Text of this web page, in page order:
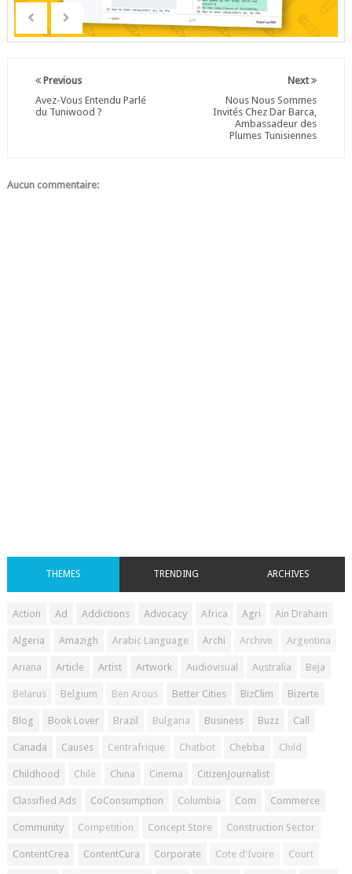
Next
Nous Nous Sommes
Invités Chez Dar Barca,
Ambassadeur des
Plumes Tunisiennes
Previous
Avez-Vous Entendu Parlé
du Tuniwood ?
Aucun commentaire:
THEMES TRENDING ARCHIVES
Action Ad Addictions Advocacy Africa Agri Ain Draham
Algeria Amazigh Arabic Language Archi Archive Argentina
Ariana Article Artist Artwork Audiovisual Australia Beja
Belarus Belgium Ben Arous Better Cities BizClim Bizerte
Blog Book Lover Brazil Bulgaria Business Buzz Call
Canada Causes Centrafrique Chatbot Chebba Child
Childhood Chile China Cinema CitizenJournalist
Classified Ads CoConsumption Columbia Com Commerce
Community Competition Concept Store Construction Sector
ContentCrea ContentCura Corporate Cote d'Ivoire Court